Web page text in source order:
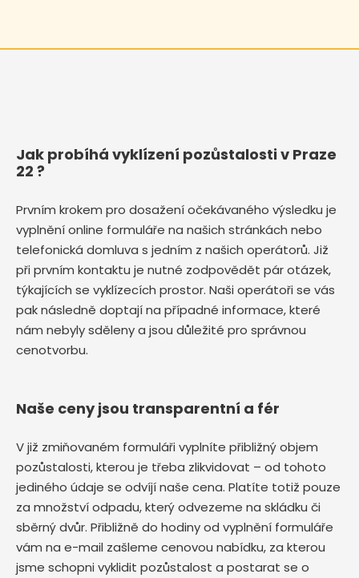
Jak probíhá vyklízení pozůstalosti v Praze
22 ?
Prvním krokem pro dosažení očekávaného výsledku je
vyplnění online formuláře na našich stránkách nebo
telefonická domluva s jedním z našich operátorů. Již
při prvním kontaktu je nutné zodpovědět pár otázek,
týkajících se vyklízecích prostor. Naši operátoři se vás
pak následně doptají na případné informace, které
nám nebyly sděleny a jsou důležité pro správnou
cenotvorbu.
Naše ceny jsou transparentní a fér
V již zmiňovaném formuláři vyplníte přibližný objem
pozůstalosti, kterou je třeba zlikvidovat – od tohoto
jediného údaje se odvíjí naše cena. Platíte totiž pouze
za množství odpadu, který odvezeme na skládku či
sběrný dvůr. Přibližně do hodiny od vyplnění formuláře
vám na e-mail zašleme cenovou nabídku, za kterou
jsme schopni vyklidit pozůstalost a postarat se o